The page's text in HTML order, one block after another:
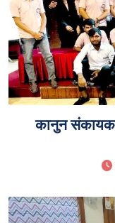
कानुन संकायका